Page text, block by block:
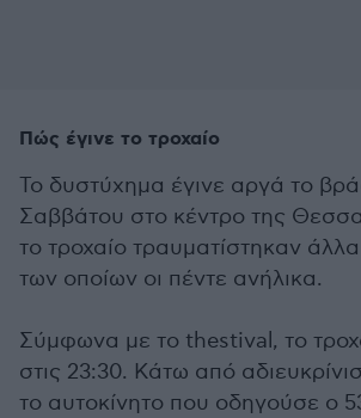
Πώς έγινε το τροχαίο
Το δυστύχημα έγινε αργά το
Σαββάτου στο κέντρο της
το τροχαίο τραυματίστηκαν
των οποίων οι πέντε ανήλικα.
Σύμφωνα με το thestival, το
στις 23:30. Κάτω από
το αυτοκίνητο που οδηγούσε ο